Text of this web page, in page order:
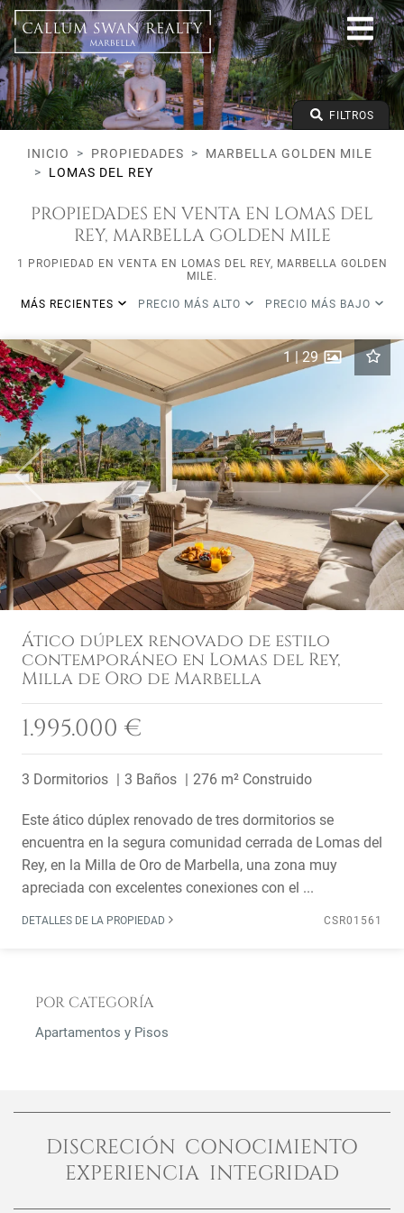
Todos los Lifestyles
Marbella Golden Mile
Lomas del Rey
Todos los tipos
Precio desde
Precio hasta
Dormitorios mínimos FILTROS
INICIO PROPIEDADES
MARBELLA GOLDEN MILE
LOMAS DEL REY
PROPIEDADES EN VENTA EN LOMAS DEL
REY, MARBELLA GOLDEN MILE
1 PROPIEDAD EN VENTA EN LOMAS DEL REY, MARBELLA GOLDEN
MILE.
MÁS RECIENTES PRECIO MÁS ALTO PRECIO MÁS BAJO
Previous Next
1 |29
Ático dúplex renovado de estilo
contemporáneo en Lomas del Rey,
Milla de Oro de Marbella
1.995.000 €
3 Dormitorios 3 Baños 276 m² Construido
Este ático dúplex renovado de tres dormitorios se
encuentra en la segura comunidad cerrada de Lomas del
Rey, en la Milla de Oro de Marbella, una zona muy
apreciada con excelentes conexiones con el ...
DETALLES DE LA PROPIEDAD CSR01561
POR CATEGORÍA
Apartamentos y Pisos
DISCRECIÓN CONOCIMIENTO
EXPERIENCIA INTEGRIDAD